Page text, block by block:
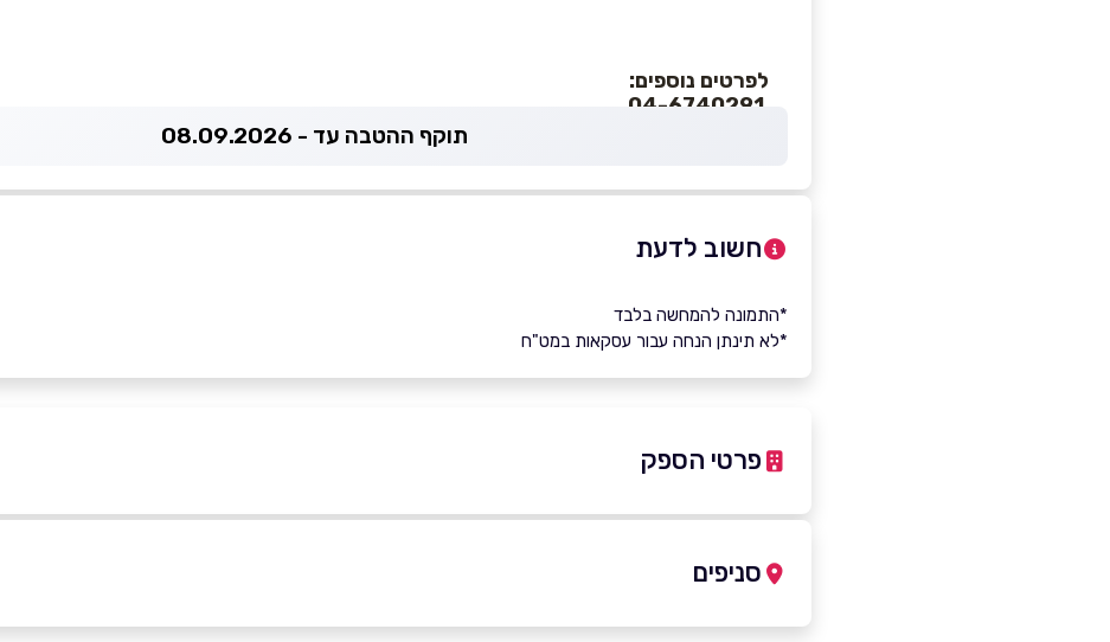
לפרטים נוספים:
תוקף ההטבה עד - 08.09.2026
חשוב לדעת
*התמונה להמחשה בלבד
*לא תינתן הנחה עבור עסקאות במט"ח
פרטי הספק
סניפים